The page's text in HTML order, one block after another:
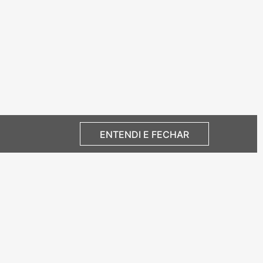
ENTENDI E FECHAR